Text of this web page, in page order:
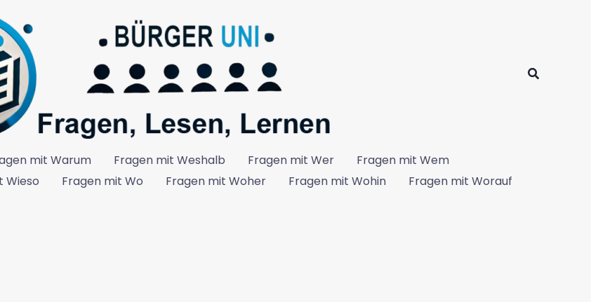
Suchen
mit Warum Fragen mit Weshalb Fragen mit Wer
Fragen mit Wem
Wieso Fragen mit Wo Fragen mit Woher Fragen mit Wohin
Fragen mit Worauf